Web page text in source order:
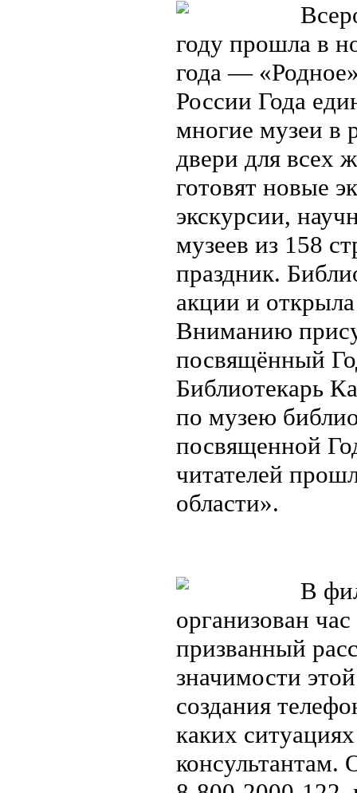
году прошла в
года —
России Года
многие музеи в
двери для всех
готовят новые
экскурсии,
музеев из 158
праздник.
акции и
Вниманию
посвящённый
Библиотекарь
по музею
посвященной
читателей
области».
В
организован
призванный
значимости
создания
каких
консультантам.